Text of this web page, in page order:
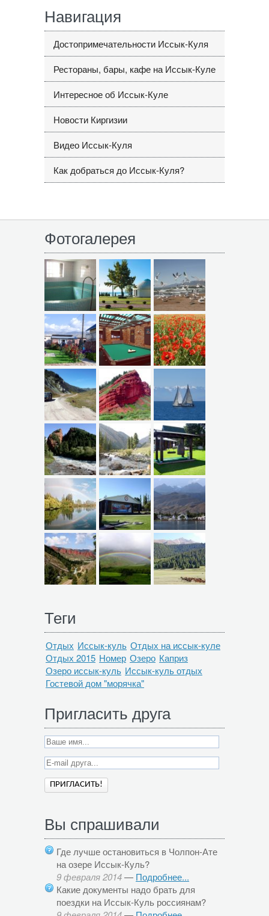
Навигация
Достопримечательности Иссык-Куля
Рестораны, бары, кафе на Иссык-Куле
Интересное об Иссык-Куле
Новости Киргизии
Видео Иссык-Куля
Как добраться до Иссык-Куля?
Фотогалерея
Теги
Отдых Иссык-куль Отдых на иссык-куле
Отдых 2015 Номер Озеро Каприз
Озеро иссык-куль Иссык-куль отдых
Гостевой дом "морячка"
Пригласить друга
Вы спрашивали
Где лучше остановиться в Чолпон-Ате
на озере Иссык-Куль?
9 февраля 2014— Подробнее...
Какие документы надо брать для
поездки на Иссык-Куль россиянам?